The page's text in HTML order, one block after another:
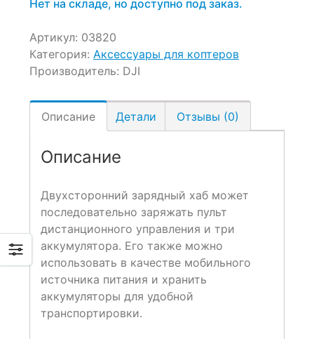
Нет на складе, но доступно под заказ.
Артикул: 03820
Категория: Аксессуары для коптеров
Производитель: DJI
Описание Детали Отзывы (0)
Описание
Двухсторонний зарядный хаб может
последовательно заряжать пульт
дистанционного управления и три
аккумулятора. Его также можно
использовать в качестве мобильного
источника питания и хранить
аккумуляторы для удобной
транспортировки.